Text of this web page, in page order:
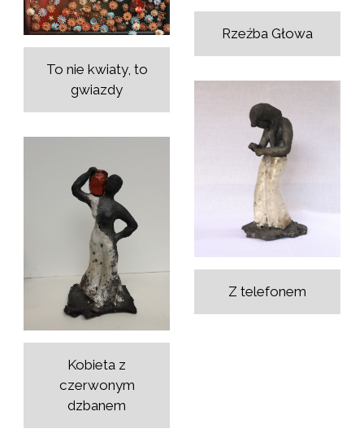
Rzeźba Głowa
To nie kwiaty, to
gwiazdy
Z telefonem
Kobieta z
czerwonym
dzbanem